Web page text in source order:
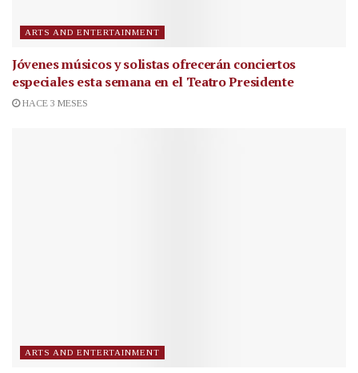
ARTS AND ENTERTAINMENT
Jóvenes músicos y solistas ofrecerán conciertos
especiales esta semana en el Teatro Presidente
HACE 3 MESES
ARTS AND ENTERTAINMENT